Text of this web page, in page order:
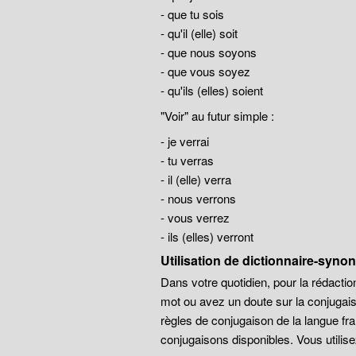
- que tu sois
- qu'il (elle) soit
- que nous soyons
- que vous soyez
- qu'ils (elles) soient
"Voir" au futur simple :
- je verrai
- tu verras
- il (elle) verra
- nous verrons
- vous verrez
- ils (elles) verront
Utilisation de dictionnaire-
Dans votre quotidien, pour la
mot ou avez un doute sur la
règles de conjugaison de la langue
conjugaisons disponibles. Vous